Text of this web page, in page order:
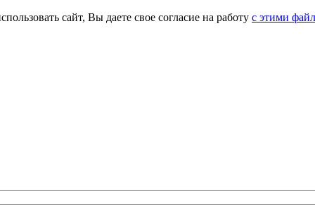
сайт, Вы даете свое согласие на работу с этими